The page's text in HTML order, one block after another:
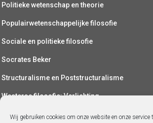
Wij gebruiken cookies om onze website en onze service
Politieke wetenschap en theorie
Populairwetenschappelijke filosofie
Sociale en politieke filosofie
Socrates Beker
Structuralisme en Poststructuralisme
Westerse filosofie: Verlichting
Wetenschapsfilosofie